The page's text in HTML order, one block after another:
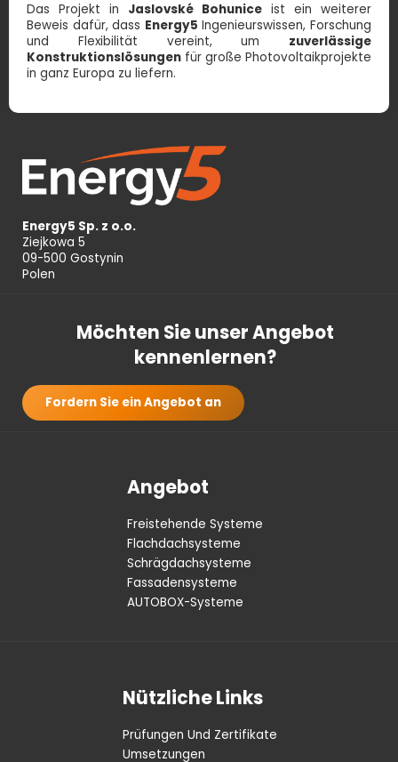
Das Projekt in Jaslovské Bohunice ist ein weiterer
Beweis dafür, dass Energy5 Ingenieurswissen, Forschung
und Flexibilität vereint, um zuverlässige
Konstruktionslösungen für große Photovoltaikprojekte
in ganz Europa zu liefern.
Energy5 Sp. z o.o.
Ziejkowa 5
09-500 Gostynin
Polen
Möchten Sie unser Angebot
kennenlernen?
Fordern Sie ein Angebot an
Angebot
Freistehende Systeme
Flachdachsysteme
Schrägdachsysteme
Fassadensysteme
AUTOBOX-Systeme
Nützliche Links
Prüfungen Und Zertifikate
Umsetzungen